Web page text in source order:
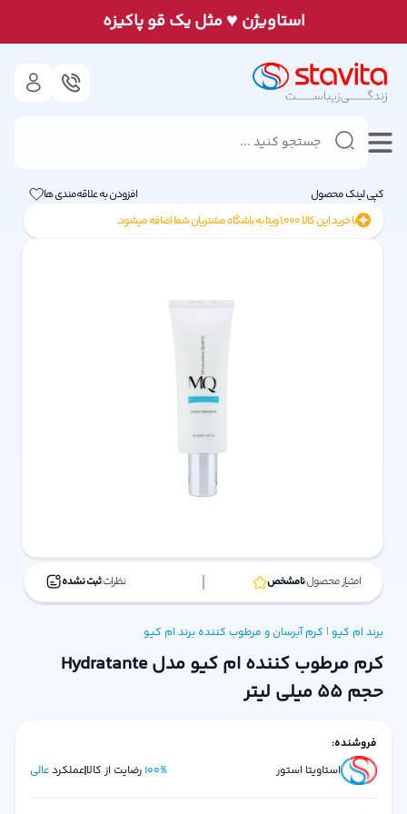
استاويژن ♥مثل يک قو پاكيزه
کپی لینک محصول
افزودن به علاقه‌مندی ها
با خرید این کالا1,000ویتا به باشگاه مشتریان شما اضافه میشود.
امتیاز محصول:نامشخص نظرات:ثبت نشده
برند ام کیو| کرم آبرسان و مرطوب کننده برند ام کیو
کرم مرطوب کننده ام کیو مدل Hydratante
حجم 55 میلی لیتر
فروشنده:
استاویتا استور
100% رضایت از کالاعملکردعالی